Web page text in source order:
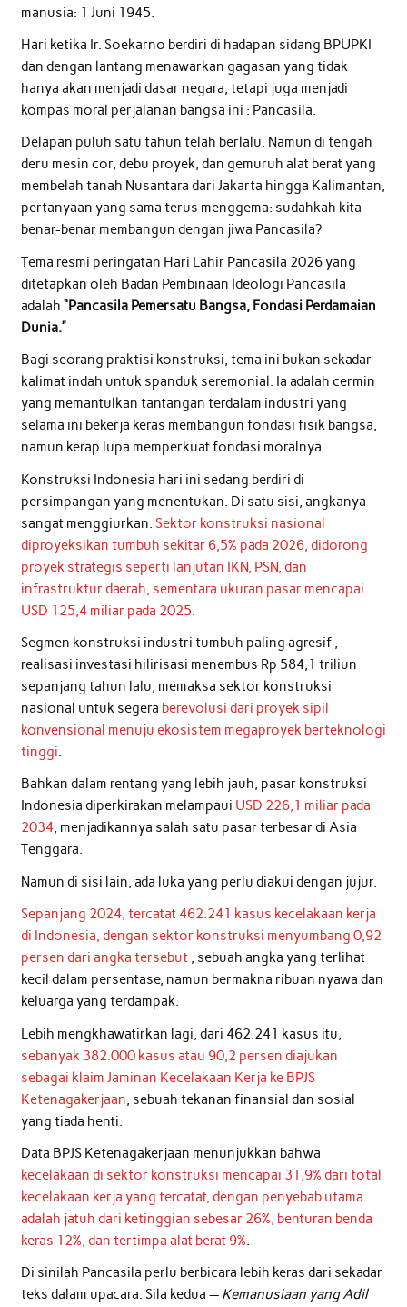
manusia: 1 Juni 1945.
Hari ketika Ir. Soekarno berdiri di hadapan sidang BPUPKI
dan dengan lantang menawarkan gagasan yang tidak
hanya akan menjadi dasar negara, tetapi juga menjadi
kompas moral perjalanan bangsa ini : Pancasila.
Delapan puluh satu tahun telah berlalu. Namun di tengah
deru mesin cor, debu proyek, dan gemuruh alat berat yang
membelah tanah Nusantara dari Jakarta hingga Kalimantan,
pertanyaan yang sama terus menggema: sudahkah kita
benar-benar membangun dengan jiwa Pancasila?
Tema resmi peringatan Hari Lahir Pancasila 2026 yang
ditetapkan oleh Badan Pembinaan Ideologi Pancasila
adalah “Pancasila Pemersatu Bangsa, Fondasi Perdamaian
Dunia.”
Bagi seorang praktisi konstruksi, tema ini bukan sekadar
kalimat indah untuk spanduk seremonial. Ia adalah cermin
yang memantulkan tantangan terdalam industri yang
selama ini bekerja keras membangun fondasi fisik bangsa,
namun kerap lupa memperkuat fondasi moralnya.
Konstruksi Indonesia hari ini sedang berdiri di
persimpangan yang menentukan. Di satu sisi, angkanya
sangat menggiurkan. Sektor konstruksi nasional
diproyeksikan tumbuh sekitar 6,5% pada 2026, didorong
proyek strategis seperti lanjutan IKN, PSN, dan
infrastruktur daerah, sementara ukuran pasar mencapai
USD 125,4 miliar pada 2025.
Segmen konstruksi industri tumbuh paling agresif ,
realisasi investasi hilirisasi menembus Rp 584,1 triliun
sepanjang tahun lalu, memaksa sektor konstruksi
nasional untuk segera berevolusi dari proyek sipil
konvensional menuju ekosistem megaproyek berteknologi
tinggi.
Bahkan dalam rentang yang lebih jauh, pasar konstruksi
Indonesia diperkirakan melampaui USD 226,1 miliar pada
2034, menjadikannya salah satu pasar terbesar di Asia
Tenggara.
Namun di sisi lain, ada luka yang perlu diakui dengan jujur.
Sepanjang 2024, tercatat 462.241 kasus kecelakaan kerja
di Indonesia, dengan sektor konstruksi menyumbang 0,92
persen dari angka tersebut, sebuah angka yang terlihat
kecil dalam persentase, namun bermakna ribuan nyawa dan
keluarga yang terdampak.
Lebih mengkhawatirkan lagi, dari 462.241 kasus itu,
sebanyak 382.000 kasus atau 90,2 persen diajukan
sebagai klaim Jaminan Kecelakaan Kerja ke BPJS
Ketenagakerjaan , sebuah tekanan finansial dan sosial
yang tiada henti.
Data BPJS Ketenagakerjaan menunjukkan bahwa
kecelakaan di sektor konstruksi mencapai 31,9% dari total
kecelakaan kerja yang tercatat, dengan penyebab utama
adalah jatuh dari ketinggian sebesar 26%, benturan benda
keras 12%, dan tertimpa alat berat 9%.
Di sinilah Pancasila perlu berbicara lebih keras dari sekadar
teks dalam upacara. Sila kedua — Kemanusiaan yang Adil